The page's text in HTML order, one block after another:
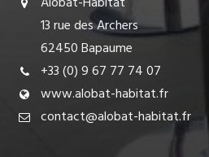
13 rue des Archers
62450 Bapaume
+33 (0) 9 67 77 74 07
www.alobat-habitat.fr
contact@alobat-habitat.fr